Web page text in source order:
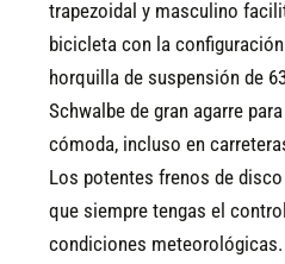
trapezoidal y masculino
bicicleta con la
horquilla de suspensión de
Schwalbe de gran agarre
cómoda, incluso en
Los potentes frenos de
que siempre tengas el
condiciones